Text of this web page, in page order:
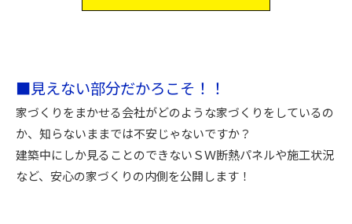
■見えない部分だかろこそ！！
家づくりをまかせる会社がどのような家づくりをしているの
か、知らないままでは不安じゃないですか？
建築中にしか見ることのできないＳＷ断熱パネルや施工状況
など、安心の家づくりの内側を公開します！